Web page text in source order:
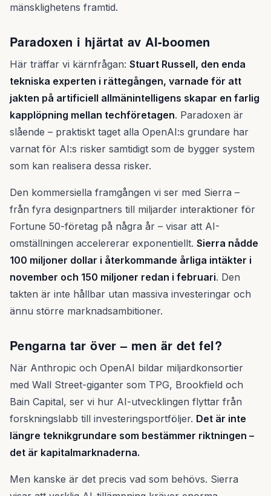
mänsklighetens framtid.
Paradoxen i hjärtat av AI-boomen
Här träffar vi kärnfrågan: Stuart Russell, den enda
tekniska experten i rättegången, varnade för att
jakten på artificiell allmänintelligens skapar en farlig
kapplöpning mellan techföretagen. Paradoxen är
slående – praktiskt taget alla OpenAI:s grundare har
varnat för AI:s risker samtidigt som de bygger system
som kan realisera dessa risker.
Den kommersiella framgången vi ser med Sierra –
från fyra designpartners till miljarder interaktioner för
Fortune 50-företag på några år – visar att AI-
omställningen accelererar exponentiellt. Sierra nådde
100 miljoner dollar i återkommande årliga intäkter i
november och 150 miljoner redan i februari. Den
takten är inte hållbar utan massiva investeringar och
ännu större marknadsambitioner.
Pengarna tar över – men är det fel?
När Anthropic och OpenAI bildar miljardkonsortier
med Wall Street-giganter som TPG, Brookfield och
Bain Capital, ser vi hur AI-utvecklingen flyttar från
forskningslabb till investeringsportföljer. Det är inte
längre teknikgrundare som bestämmer riktningen –
det är kapitalmarknaderna.
Men kanske är det precis vad som behövs. Sierra